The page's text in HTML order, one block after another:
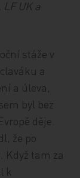
UK a
stáže v
a
a úleva,
byl bez
děje.
že po
tam za
k